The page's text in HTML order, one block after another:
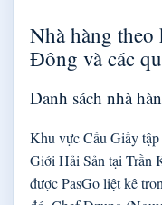
Nhà hàng
Đông và các
Danh sách nhà
Khu vực Cầu Giấy
Giới Hải Sản tại Trần
được PasGo liệt kê